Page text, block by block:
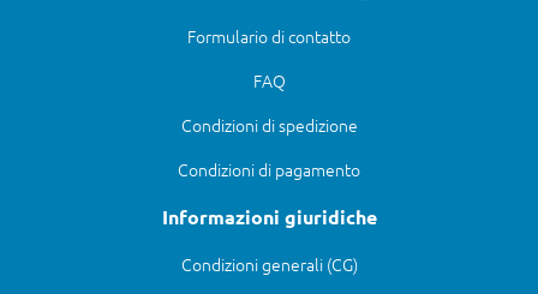
Formulario di contatto
FAQ
Condizioni di spedizione
Condizioni di pagamento
Informazioni giuridiche
Condizioni generali (CG)